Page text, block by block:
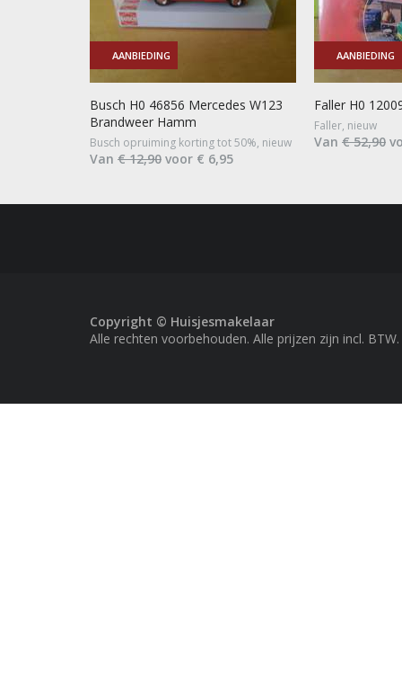
AANBIEDING
Busch H0 46856 Mercedes W123
Brandweer Hamm
Busch opruiming korting tot 50%, nieuw
Van € 12,90 voor € 6,95
AANBIEDING
Faller H0
Faller, nieuw
Van € 52,90
Copyright © Huisjesmakelaar
Alle rechten voorbehouden. Alle prijzen zijn incl. BTW.